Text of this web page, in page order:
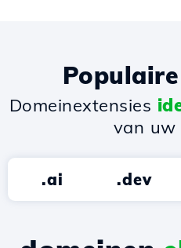
Domeinextensies
van uw
.ai .dev